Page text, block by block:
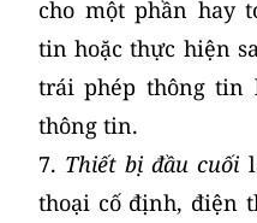
cho một phần hay
tin hoặc thực hiện
trái phép thông tin
thông tin.
7. Thiếtbị đầu cuối
thoại cố định, điện